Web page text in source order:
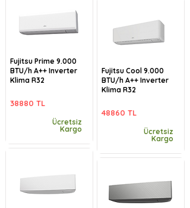
Fujitsu Prime 9.000
BTU/h A++ Inverter
Klima R32
38880 TL
Ücretsiz
Kargo
Fujitsu Cool 9.000
BTU/h A++ Inverter
Klima R32
48860 TL
Ücretsiz
Kargo